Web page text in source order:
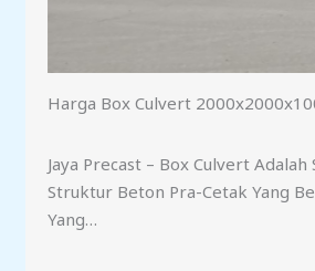
Harga Box Culvert
Jaya Precast – Box Culvert Adalah
Struktur Beton Pra-Cetak Yang
Yang…